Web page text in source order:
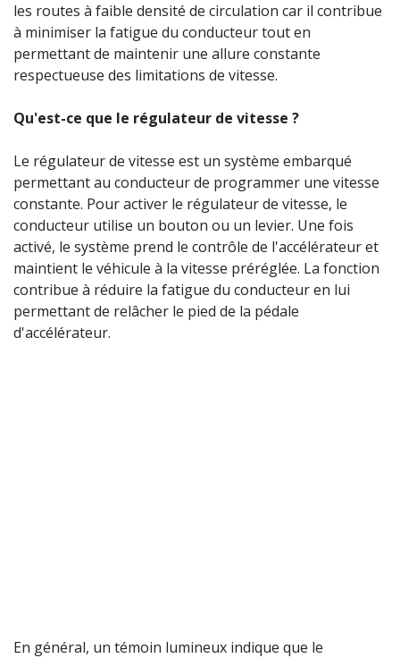
les routes à faible densité de circulation car il contribue
à minimiser la fatigue du conducteur tout en
permettant de maintenir une allure constante
respectueuse des limitations de vitesse.
Qu'est-ce que le régulateur de vitesse ?
Le régulateur de vitesse est un système embarqué
permettant au conducteur de programmer une vitesse
constante. Pour activer le régulateur de vitesse, le
conducteur utilise un bouton ou un levier. Une fois
activé, le système prend le contrôle de l'accélérateur et
maintient le véhicule à la vitesse préréglée. La fonction
contribue à réduire la fatigue du conducteur en lui
permettant de relâcher le pied de la pédale
d'accélérateur.
En général, un témoin lumineux indique que le